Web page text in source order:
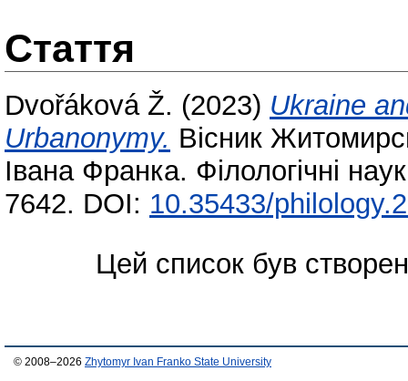
Стаття
Dvořáková Ž. (2023) Ukraine
Urbanonymy. Вісник
Івана Франка. Філологічні
7642. DOI: 10.35433/
Цей список був
© 2008–2026 Zhytomyr Ivan Franko State University